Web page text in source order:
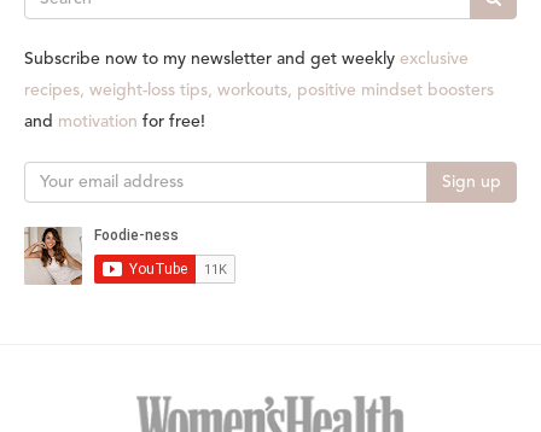
Subscribe now to my newsletter and get weekly exclusive
recipes, weight-loss tips, workouts, positive mindset boosters
and motivation for free!